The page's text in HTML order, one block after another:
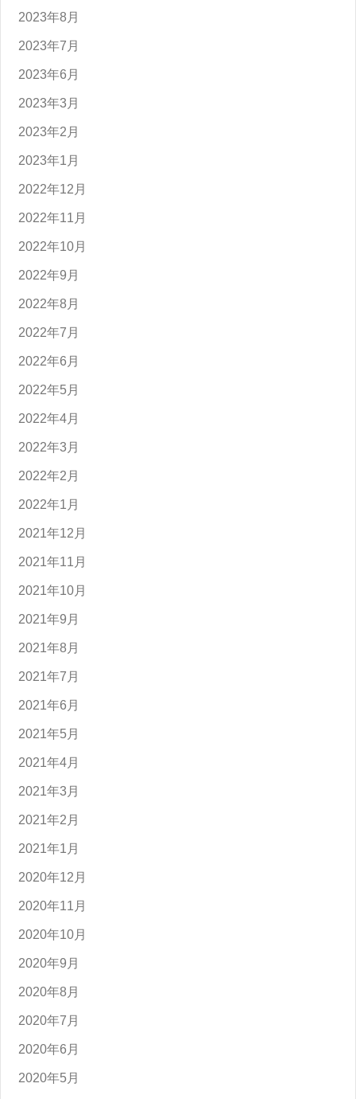
2023年8月
2023年7月
2023年6月
2023年3月
2023年2月
2023年1月
2022年12月
2022年11月
2022年10月
2022年9月
2022年8月
2022年7月
2022年6月
2022年5月
2022年4月
2022年3月
2022年2月
2022年1月
2021年12月
2021年11月
2021年10月
2021年9月
2021年8月
2021年7月
2021年6月
2021年5月
2021年4月
2021年3月
2021年2月
2021年1月
2020年12月
2020年11月
2020年10月
2020年9月
2020年8月
2020年7月
2020年6月
2020年5月